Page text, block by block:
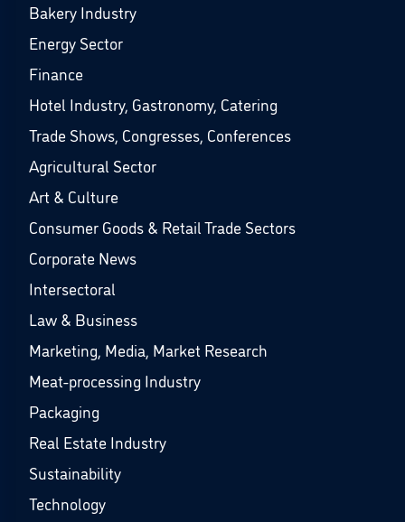
Bakery Industry
Energy Sector
Finance
Hotel Industry, Gastronomy, Catering
Trade Shows, Congresses, Conferences
Agricultural Sector
Art & Culture
Consumer Goods & Retail Trade Sectors
Corporate News
Intersectoral
Law & Business
Marketing, Media, Market Research
Meat-processing Industry
Packaging
Real Estate Industry
Sustainability
Technology